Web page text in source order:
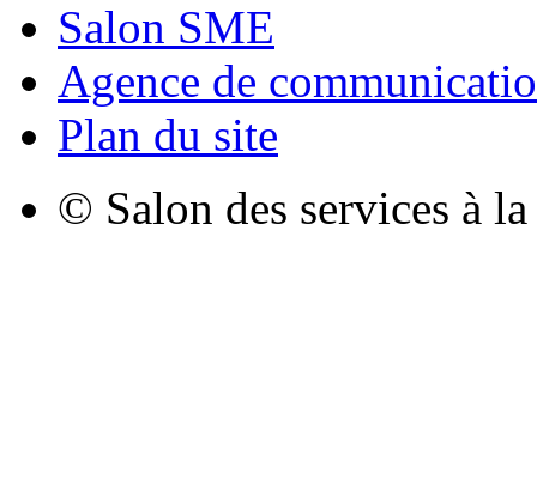
Salon SME
Agence de
Plan du site
© Salon des services à